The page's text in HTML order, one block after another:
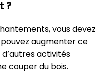
?
vous devez
pouvez augmenter ce
activités
couper du bois.